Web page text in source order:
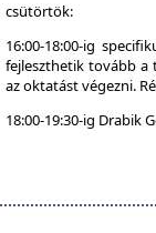
csütörtök:
16:00-18:00-ig
fejleszthetik tovább a
az oktatást végezni.
18:00-19:30-ig Drabik